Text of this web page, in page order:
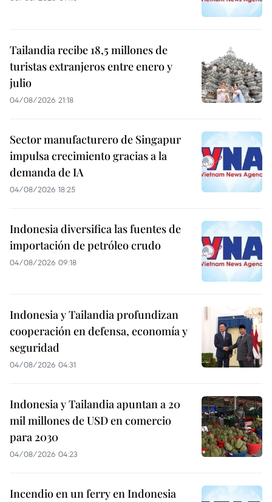
Tailandia recibe 18,5 millones de
turistas extranjeros entre enero y
julio
04/08/2026 21:18
Sector manufacturero de Singapur
impulsa crecimiento gracias a la
demanda de IA
04/08/2026 18:25
Indonesia diversifica las fuentes de
importación de petróleo crudo
04/08/2026 09:18
Indonesia y Tailandia profundizan
cooperación en defensa, economía y
seguridad
04/08/2026 04:31
Indonesia y Tailandia apuntan a 20
mil millones de USD en comercio
para 2030
04/08/2026 04:23
Incendio en un ferry en Indonesia